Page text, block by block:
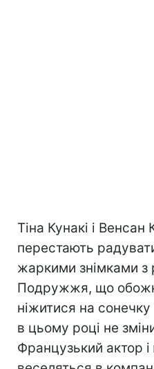
Тіна Кунакі і Венсан
перестають
жаркими знімками з
Подружжя, що
ніжитися на
в цьому році не
Французький актор